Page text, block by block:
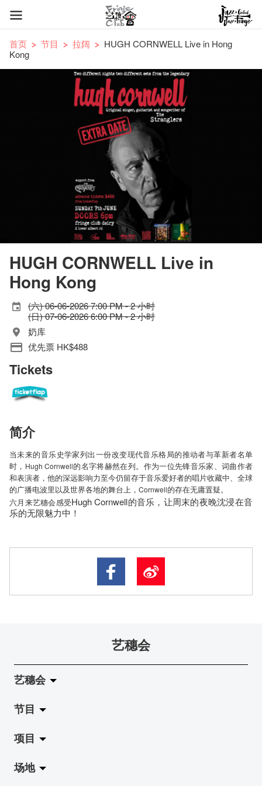
首页 节目 拉阔
HUGH CORNWELL Live in Hong
Kong
HUGH CORNWELL Live in
Hong Kong
(六) 06-06-2026 7:00 PM - 2 小时
(日) 07-06-2026 6:00 PM - 2 小时
奶库
优先票 HK$488
Tickets
简介
当未来的音乐史学家列出一份改变现代音乐格局的推动者与革新者名单
时， Hugh Cornwell的名字将赫然在列。作为一位先锋音乐家、词曲作者
和表演者，他的深远影响力至今仍留存于音乐爱好者的唱片收藏中、全球
的广播电波里以及世界各地的舞台上， Cornwell的存在无庸置疑。
六月来艺穗会感受Hugh Cornwell的音乐，让周末的夜晚沈浸在音
乐的无限魅力中！
艺穗会
艺穗会
关于艺穗会
艺穗会的演化
使命与宗旨
节目
拉阔
展览
项目
Jazz-Go-Central, Jazz-Go-Fringe
场地